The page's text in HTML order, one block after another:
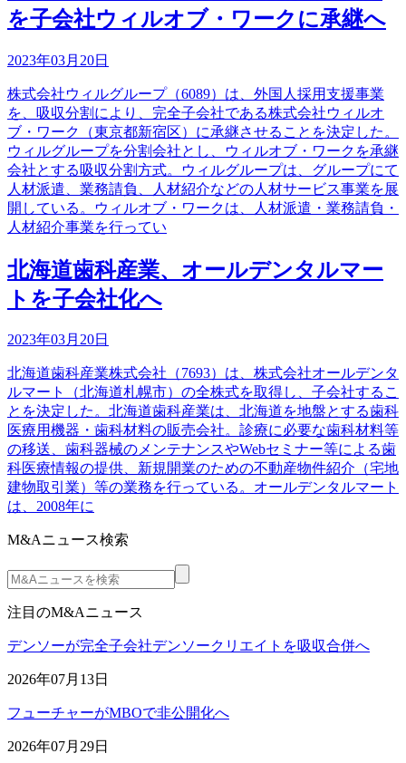
を子会社ウィルオブ・ワークに承継へ
2023年03月20日
株式会社ウィルグループ（6089）は、外国人採用支援事業
を、吸収分割により、完全子会社である株式会社ウィルオ
ブ・ワーク（東京都新宿区）に承継させることを決定した。
ウィルグループを分割会社とし、ウィルオブ・ワークを承継
会社とする吸収分割方式。ウィルグループは、グループにて
人材派遣、業務請負、人材紹介などの人材サービス事業を展
開している。ウィルオブ・ワークは、人材派遣・業務請負・
人材紹介事業を行ってい
北海道歯科産業、オールデンタルマー
トを子会社化へ
2023年03月20日
北海道歯科産業株式会社（7693）は、株式会社オールデンタ
ルマート（北海道札幌市）の全株式を取得し、子会社するこ
とを決定した。北海道歯科産業は、北海道を地盤とする歯科
医療用機器・歯科材料の販売会社。診療に必要な歯科材料等
の移送、歯科器械のメンテナンスやWebセミナー等による歯
科医療情報の提供、新規開業のための不動産物件紹介（宅地
建物取引業）等の業務を行っている。オールデンタルマート
は、2008年に
M&Aニュース検索
注目のM&Aニュース
デンソーが完全子会社デンソークリエイトを吸収合併へ
2026年07月13日
フューチャーがMBOで非公開化へ
2026年07月29日